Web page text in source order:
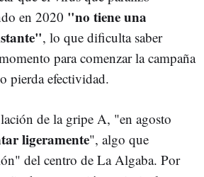
en 2020 "no tiene una
, lo que dificulta saber
para comenzar la campaña
pierda efectividad.
de la gripe A, "en agosto
ligeramente", algo que
del centro de La Algaba. Por